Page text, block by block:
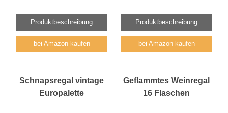
Produktbeschreibung
bei Amazon kaufen
Produktbeschreibung
bei Amazon kaufen
Schnapsregal vintage
Europalette
Geflammtes Weinregal
16 Flaschen